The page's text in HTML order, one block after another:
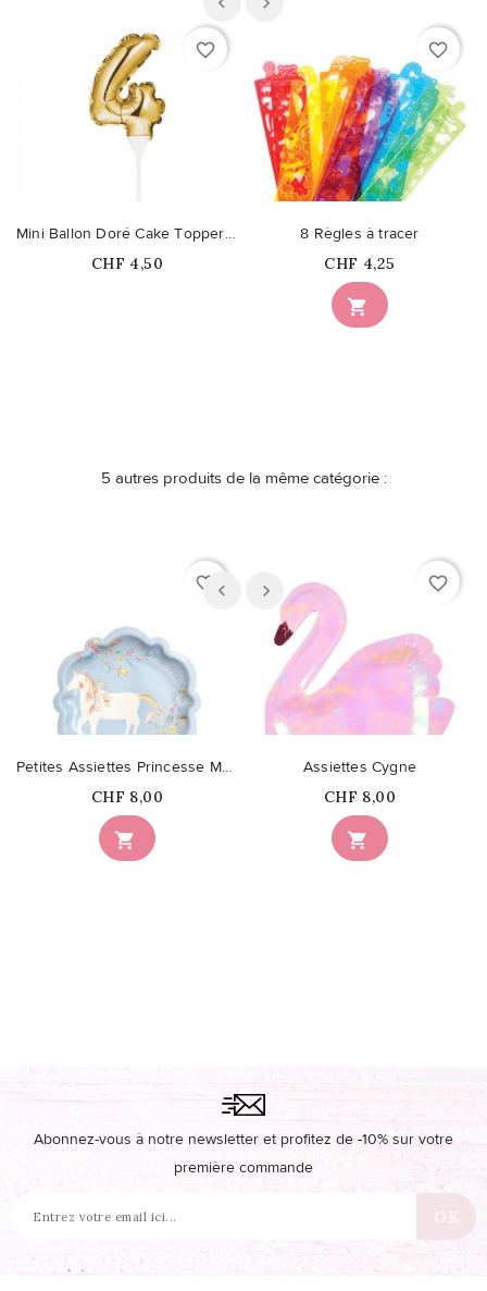
favorite_border
Mini Ballon Doré Cake Topper Chiffre 4
Prix
CHF 4,50
favorite_border

8 Règles à tracer
Prix
CHF 4,25
5 autres produits de la même catégorie :
favorite_border

Petites Assiettes Princesse Magique
Prix
CHF 8,00
favorite_border

Assiettes Cygne
Prix
CHF 8,00
Abonnez-vous à notre newsletter et profitez de -10% sur votre
première commande